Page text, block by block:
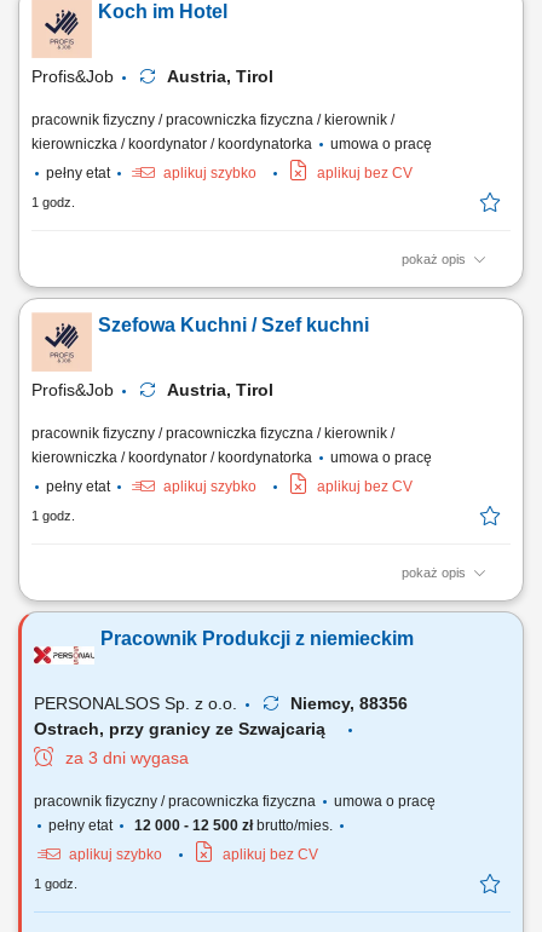
gotowy zgrzew. Pracować w zespole – z magazynem, drukarzami,
planistami. Dbać o czystość, porządek i bezpieczeństwo na stanowisku.
Notować,...
Koch im Hotel
Profis&Job Austria, Tirol
pracownik fizyczny / pracowniczka fizyczna / kierownik /
kierowniczka / koordynator / koordynatorka
umowa o pracę
pełny etat
aplikuj szybko aplikuj bez CV
1 godz.
pokaż opis
Kostenfreie Unterkunft im Einzelzimmer und Verpflegung (gratis) 48
Qualifikation und Erfahrung
Szefowa Kuchni / Szef kuchni
Profis&Job Austria, Tirol
pracownik fizyczny / pracowniczka fizyczna / kierownik /
kierowniczka / koordynator / koordynatorka
umowa o pracę
pełny etat
aplikuj szybko aplikuj bez CV
1 godz.
pokaż opis
Wymagania: Doświadczenie w kuchni na stanowisku szefa kuchni;
doświadczenie Niemiecki od A2; Angielski jest zaletą; Przygotowywanie
dań zgodnie z menu lokalu; Przestrzeganie przepisów higienicznych;
Pracownik Produkcji z niemieckim
PERSONALSOS Sp. z o.o.
Niemcy, 88356
Ostrach, przy granicy ze Szwajcarią
za 3 dni wygasa
pracownik fizyczny / pracowniczka fizyczna
umowa o pracę
pełny etat
12 000 - 12 500 złbrutto/mies.
aplikuj szybko
aplikuj bez CV
1 godz.